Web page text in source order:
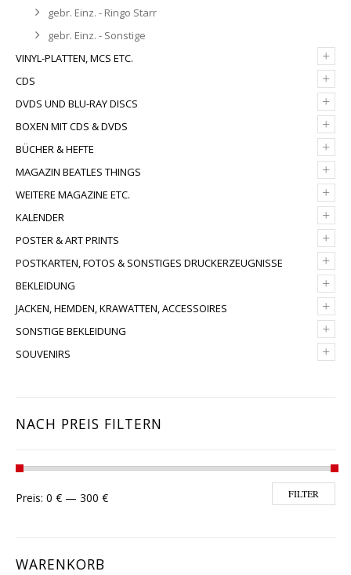
gebr. Einz. - Ringo Starr
gebr. Einz. - Sonstige
+
VINYL-PLATTEN, MCS ETC.
+
CDS
+
DVDS UND BLU-RAY DISCS
+
BOXEN MIT CDS & DVDS
+
BÜCHER & HEFTE
+
MAGAZIN BEATLES THINGS
+
WEITERE MAGAZINE ETC.
+
KALENDER
+
POSTER & ART PRINTS
+
POSTKARTEN, FOTOS & SONSTIGES DRUCKERZEUGNISSE
+
BEKLEIDUNG
+
JACKEN, HEMDEN, KRAWATTEN, ACCESSOIRES
+
SONSTIGE BEKLEIDUNG
+
SOUVENIRS
NACH PREIS FILTERN
FILTER
Preis: 0 € — 300 €
WARENKORB